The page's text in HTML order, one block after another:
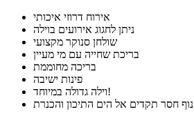
אירוח דרוזי איכותי
ניתן לחגוג אירועים בוילה
שולחן סנוקר מקצועי
בריכת שחייה עם מי מעיין
בריכה מחוממת
פינות ישיבה
וילה גדולה במיוחד!
נוף חסר תקדים אל הים התיכון והכנרת